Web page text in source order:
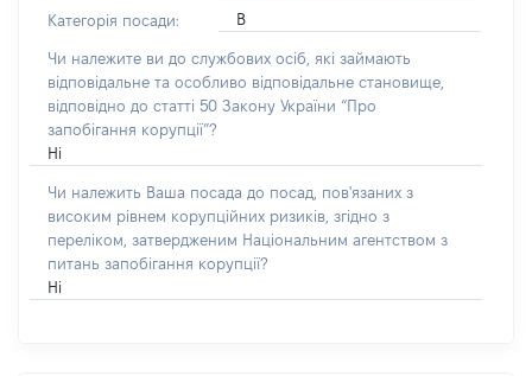
Категорія посади: В
Чи належите ви до службових осіб, які займають
відповідальне та особливо відповідальне становище,
відповідно до статті 50 Закону України “Про
запобігання корупції”?
Ні
Чи належить Ваша посада до посад, пов'язаних з
високим рівнем корупційних ризиків, згідно з
переліком, затвердженим Національним агентством з
питань запобігання корупції?
Ні